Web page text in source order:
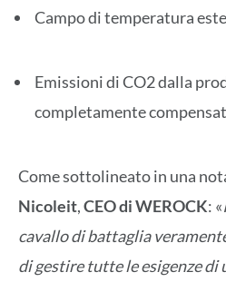
Campo di temperatura
Emissioni di CO2 dalla
completamente
Come sottolineato in una
Nicoleit,CEO di WEROCK: «
cavallo di battaglia
di gestire tutte le esigenze